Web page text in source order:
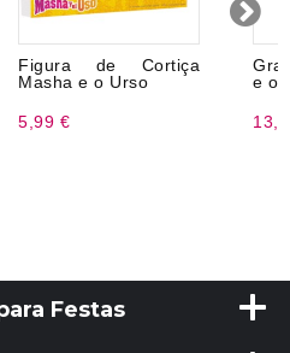
Figura de Cortiça
Masha e o Urso
5,99 €
e o
Festas